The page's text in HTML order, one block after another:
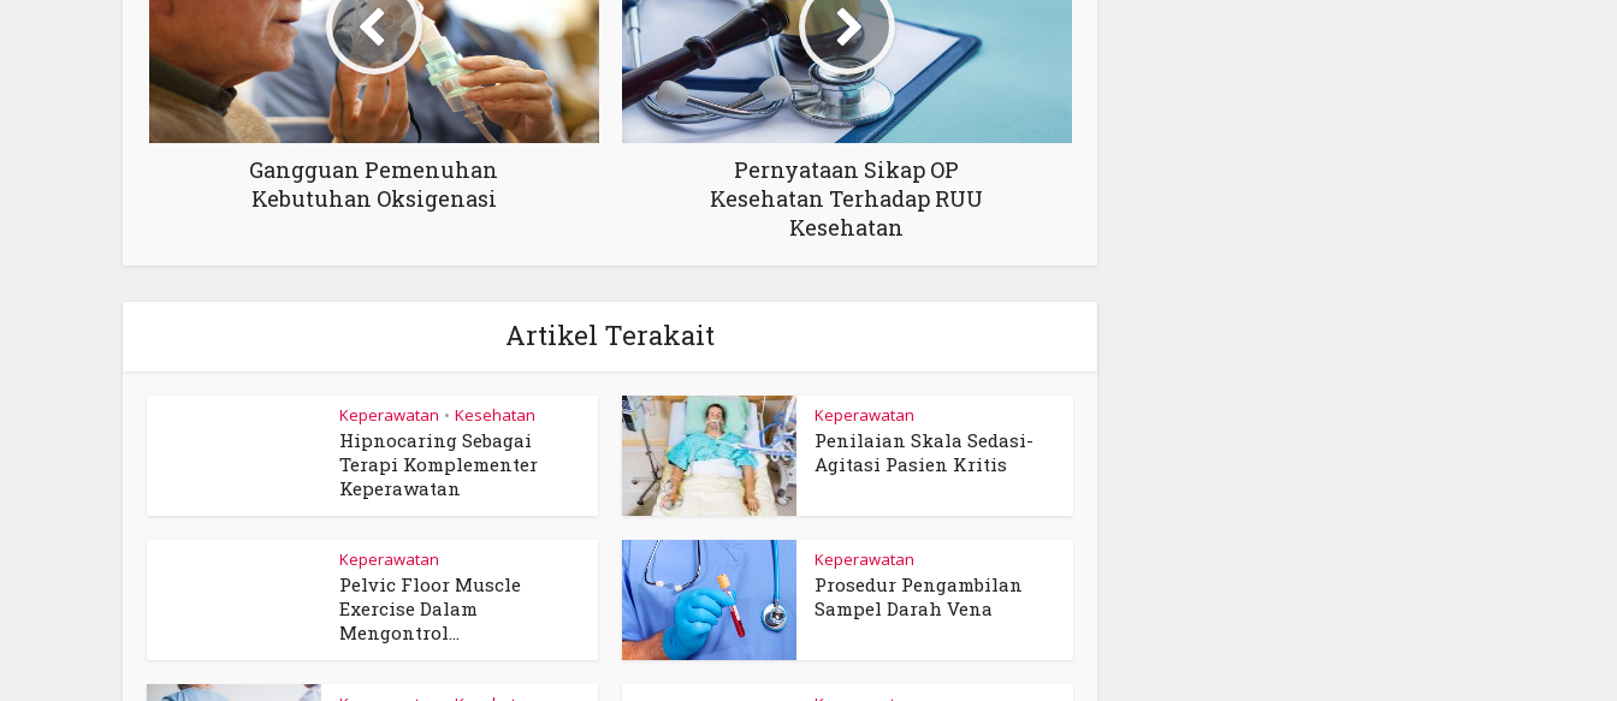
Gangguan Pemenuhan
Kebutuhan Oksigenasi
Pernyataan Sikap OP
Kesehatan Terhadap RUU
Kesehatan
Artikel Terakait
Keperawatan • Kesehatan
Hipnocaring Sebagai
Terapi Komplementer
Keperawatan
Keperawatan
Penilaian Skala Sedasi-
Agitasi Pasien Kritis
Keperawatan
Pelvic Floor Muscle
Exercise Dalam
Mengontrol...
Keperawatan
Prosedur Pengambilan
Sampel Darah Vena